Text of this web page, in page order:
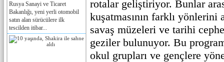
Rusya Sanayi ve Ticaret
Bakanlığı, yeni yerli otomobil
satın alan sürücülere ilk
tescilden itibar...
rotalar geliştiriyor. Bunlar
kuşatmasının farklı
savaş müzeleri ve tarihi
geziler bulunuyor. Bu
okul grupları ve gençlere